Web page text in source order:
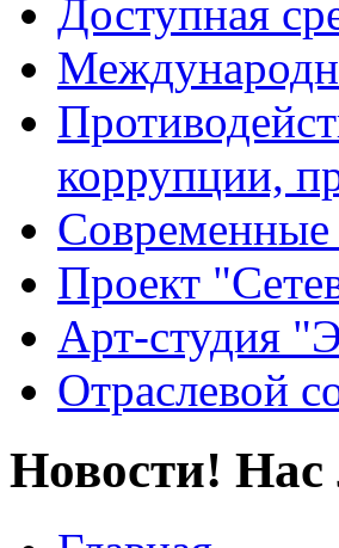
Доступная
коррупции,
Современные
Проект
Арт-студия
Отраслевой
Новости! Нас